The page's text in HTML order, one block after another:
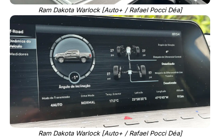
Ram Dakota Warlock [Auto+ / Rafael Pocci Déa]
Ram Dakota Warlock [Auto+ / Rafael Pocci Déa]